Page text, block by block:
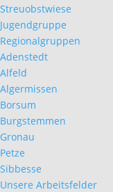
Streuobstwiese
Jugendgruppe
Regionalgruppen
Adenstedt
Alfeld
Algermissen
Borsum
Burgstemmen
Gronau
Petze
Sibbesse
Unsere Arbeitsfelder